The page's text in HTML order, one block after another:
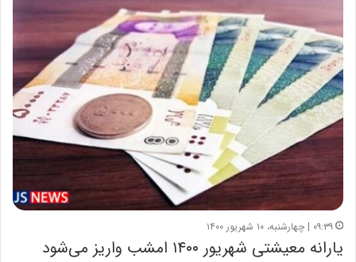
۰۹:۳۹ | چهارشنبه، ۱۰ شهریور ۱۴۰۰
یارانه معیشتی شهریور ۱۴۰۰ امشب واریز می‌شود